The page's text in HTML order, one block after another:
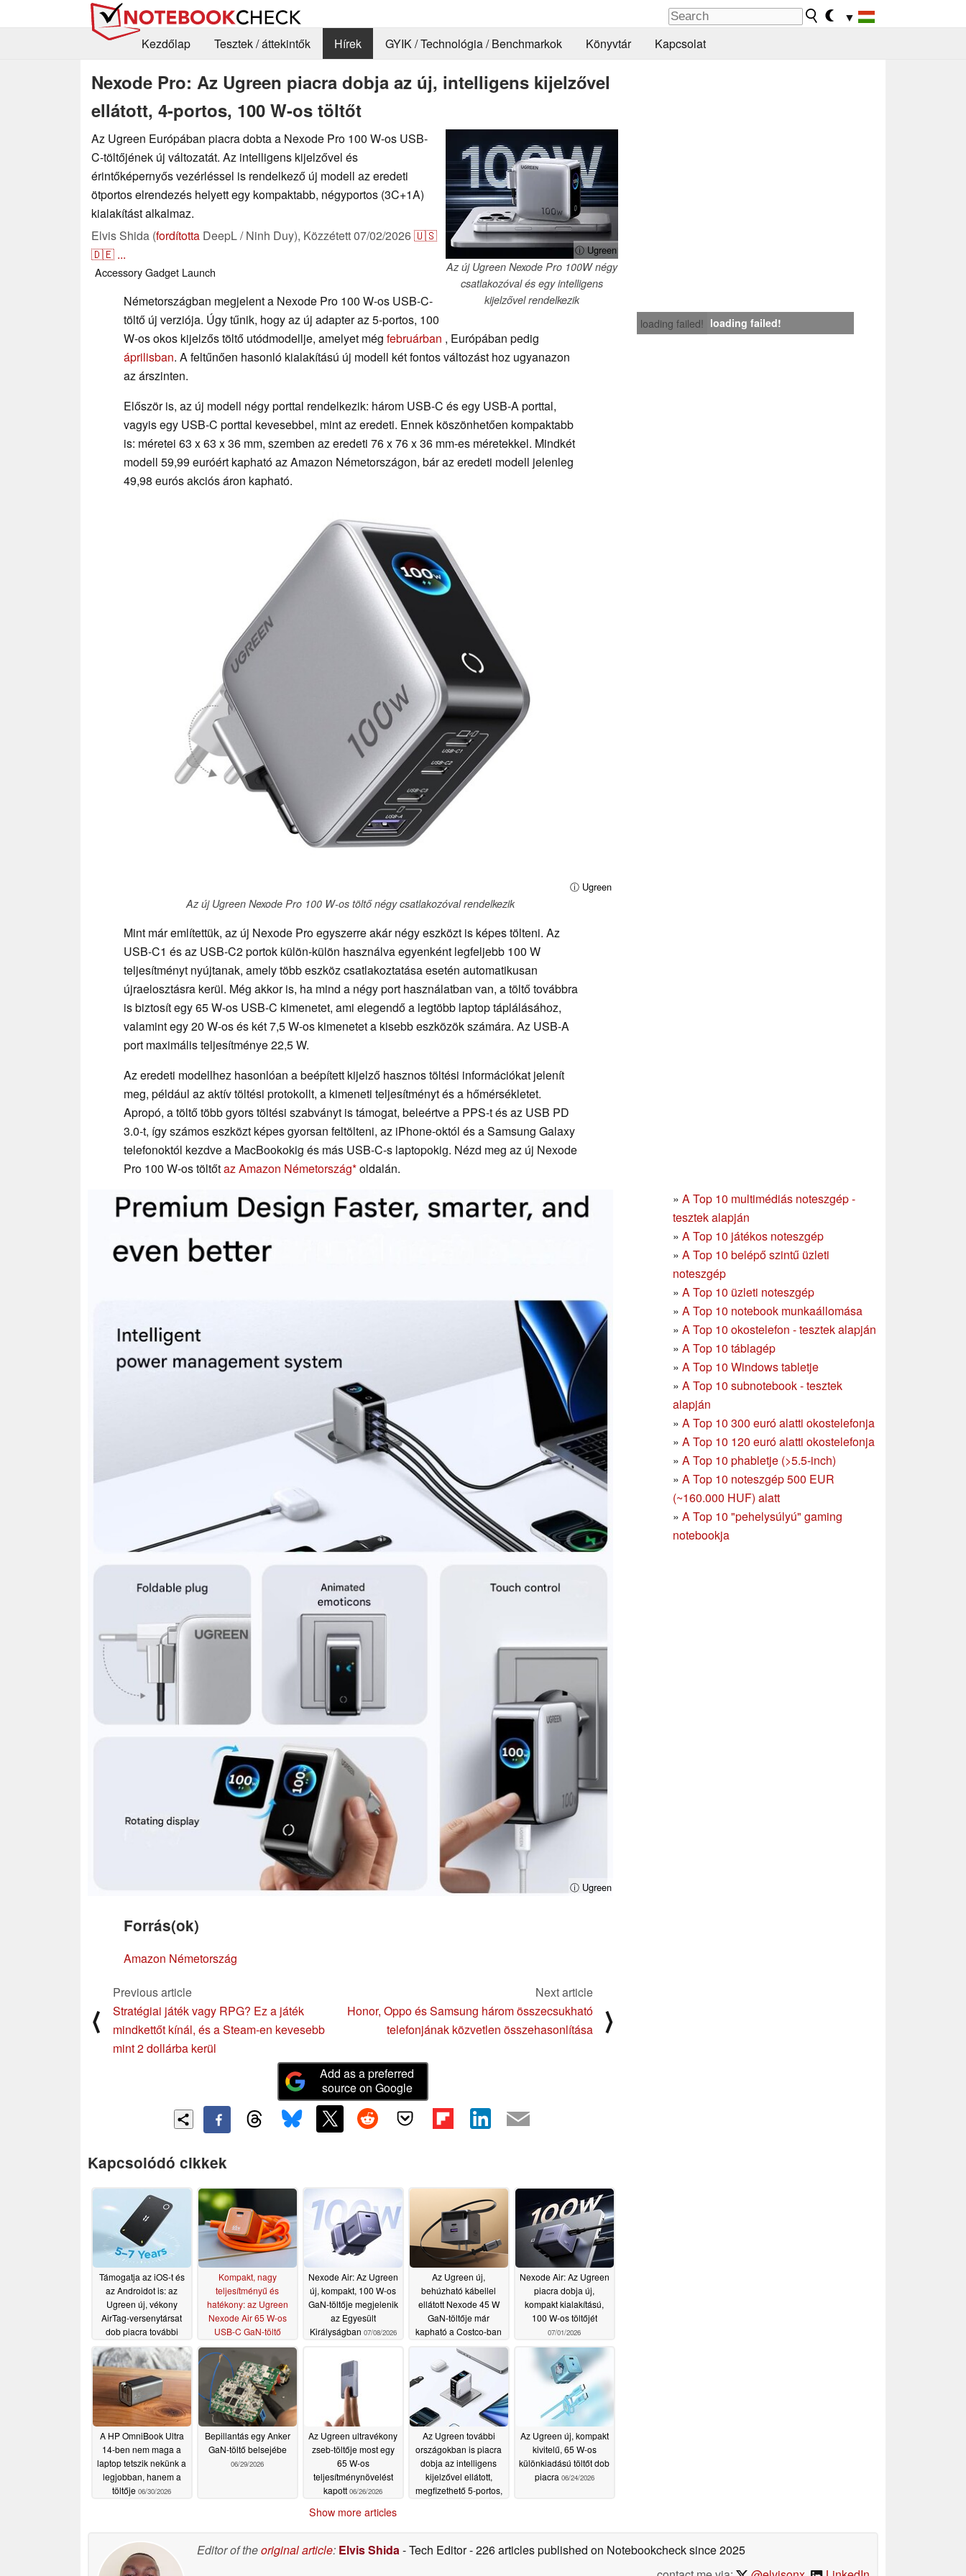
▼
Kezdőlap
Tesztek / áttekintők Hírek GYIK / Technológia / Benchmarkok Könyvtár Kapcsolat
Nexode Pro: Az Ugreen piacra dobja az új, intelligens kijelzővel
ellátott, 4-portos, 100 W-os töltőt
ⓘ Ugreen
Az új Ugreen Nexode Pro 100W négy
csatlakozóval és egy intelligens
kijelzővel rendelkezik
Az Ugreen Európában piacra dobta a Nexode Pro 100 W-os USB-
C-töltőjének új változatát. Az intelligens kijelzővel és
érintőképernyős vezérléssel is rendelkező új modell az eredeti
ötportos elrendezés helyett egy kompaktabb, négyportos (3C+1A)
kialakítást alkalmaz.
Elvis Shida (fordította DeepL / Ninh Duy), Közzétett07/02/2026🇺🇸
🇩🇪 ...
AccessoryGadget Launch
loading failed! loading failed!
Németországban megjelent a Nexode Pro 100 W-os USB-C-
töltő új verziója. Úgy tűnik, hogy az új adapter az 5-portos, 100
W-os okos kijelzős töltő utódmodellje, amelyet még februárban , Európában pedig
áprilisban. A feltűnően hasonló kialakítású új modell két fontos változást hoz ugyanazon
az árszinten.
Először is, az új modell négy porttal rendelkezik: három USB-C és egy USB-A porttal,
vagyis egy USB-C porttal kevesebbel, mint az eredeti. Ennek köszönhetően kompaktabb
is: méretei 63 x 63 x 36 mm, szemben az eredeti 76 x 76 x 36 mm-es méretekkel. Mindkét
modell 59,99 euróért kapható az Amazon Németországon, bár az eredeti modell jelenleg
49,98 eurós akciós áron kapható.
ⓘ Ugreen
Az új Ugreen Nexode Pro 100 W-os töltő négy csatlakozóval rendelkezik
Mint már említettük, az új Nexode Pro egyszerre akár négy eszközt is képes tölteni. Az
USB-C1 és az USB-C2 portok külön-külön használva egyenként legfeljebb 100 W
teljesítményt nyújtanak, amely több eszköz csatlakoztatása esetén automatikusan
újraelosztásra kerül. Még akkor is, ha mind a négy port használatban van, a töltő továbbra
is biztosít egy 65 W-os USB-C kimenetet, ami elegendő a legtöbb laptop táplálásához,
valamint egy 20 W-os és két 7,5 W-os kimenetet a kisebb eszközök számára. Az USB-A
port maximális teljesítménye 22,5 W.
Az eredeti modellhez hasonlóan a beépített kijelző hasznos töltési információkat jelenít
meg, például az aktív töltési protokollt, a kimeneti teljesítményt és a hőmérsékletet.
Apropó, a töltő több gyors töltési szabványt is támogat, beleértve a PPS-t és az USB PD
3.0-t, így számos eszközt képes gyorsan feltölteni, az iPhone-októl és a Samsung Galaxy
telefonoktól kezdve a MacBookokig és más USB-C-s laptopokig. Nézd meg az új Nexode
Pro 100 W-os töltőtaz Amazon Németország oldalán.
» A Top 10 multimédiás noteszgép -
tesztek alapján
» A Top 10 játékos noteszgép
» A Top 10 belépő szintű üzleti
noteszgép
» A Top 10 üzleti noteszgép
» A Top 10 notebook munkaállomása
» A Top 10 okostelefon - tesztek alapján
» A Top 10 táblagép
» A Top 10 Windows tabletje
» A Top 10 subnotebook - tesztek
alapján
» A Top 10 300 euró alatti okostelefonja
» A Top 10 120 euró alatti okostelefonja
» A Top 10 phabletje (>5.5-inch)
» A Top 10 noteszgép 500 EUR
(~160.000 HUF) alatt
» A Top 10 "pehelysúlyú" gaming
notebookja
ⓘ Ugreen
Forrás(ok)
Amazon Németország
⟨
Previous article
Stratégiai játék vagy RPG? Ez a játék
mindkettőt kínál, és a Steam-en kevesebb
mint 2 dollárba kerül
Next article
Honor, Oppo és Samsung három összecsukható
telefonjának közvetlen összehasonlítása
⟩
Add as a preferred
source on Google
Kapcsolódó cikkek
Támogatja az iOS-t és
az Androidot is: az
Ugreen új, vékony
AirTag-versenytársat
dob piacra további
országokban 07/24/2026
Kompakt, nagy
teljesítményű és
hatékony: az Ugreen
Nexode Air 65 W-os
USB-C GaN-töltő
tesztje 07/15/2026
Nexode Air: Az Ugreen
új, kompakt, 100 W-os
GaN-töltője megjelenik
az Egyesült
Királyságban 07/08/2026
Az Ugreen új,
behúzható kábellel
ellátott Nexode 45 W
GaN-töltője már
kapható a Costco-ban
07/08/2026
Nexode Air: Az Ugreen
piacra dobja új,
kompakt kialakítású,
100 W-os töltőjét
07/01/2026
A HP OmniBook Ultra
14-ben nem maga a
laptop tetszik nekünk a
legjobban, hanem a
töltője 06/30/2026
Bepillantás egy Anker
GaN-töltő belsejébe
06/29/2026
Az Ugreen ultravékony
zseb-töltője most egy
65 W-os
teljesítménynövelést
kapott 06/26/2026
Az Ugreen további
országokban is piacra
dobja az intelligens
kijelzővel ellátott,
megfizethető 5-portos,
Az Ugreen új, kompakt
kivitelű, 65 W-os
különkiadású töltőt dob
piacra 06/24/2026
Show more articles
Editor of theoriginal article: Elvis Shida- Tech Editor- 226 articles published on Notebookchecksince 2025